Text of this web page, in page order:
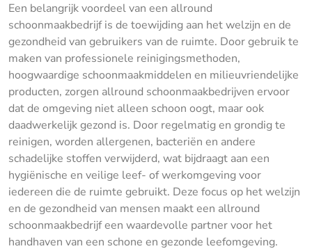
Een belangrijk voordeel van een allround
schoonmaakbedrijf is de toewijding aan het welzijn en de
gezondheid van gebruikers van de ruimte. Door gebruik te
maken van professionele reinigingsmethoden,
hoogwaardige schoonmaakmiddelen en milieuvriendelijke
producten, zorgen allround schoonmaakbedrijven ervoor
dat de omgeving niet alleen schoon oogt, maar ook
daadwerkelijk gezond is. Door regelmatig en grondig te
reinigen, worden allergenen, bacteriën en andere
schadelijke stoffen verwijderd, wat bijdraagt aan een
hygiënische en veilige leef- of werkomgeving voor
iedereen die de ruimte gebruikt. Deze focus op het welzijn
en de gezondheid van mensen maakt een allround
schoonmaakbedrijf een waardevolle partner voor het
handhaven van een schone en gezonde leefomgeving.